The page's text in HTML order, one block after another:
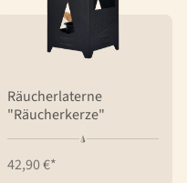
Räucherlaterne
"Räucherkerze"
42,90 €*